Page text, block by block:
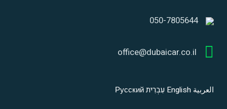
050-7805644
office@dubaicar.co.il
العربية English עִבְרִיתРусский